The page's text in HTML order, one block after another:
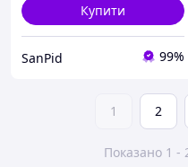
Купити
SanPid 99%
1 2
Показано 1 -